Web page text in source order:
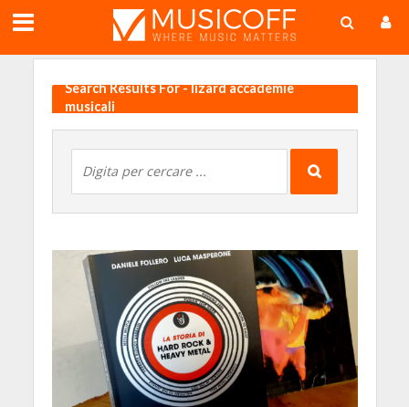
Search Results For - lizard accademie
musicali